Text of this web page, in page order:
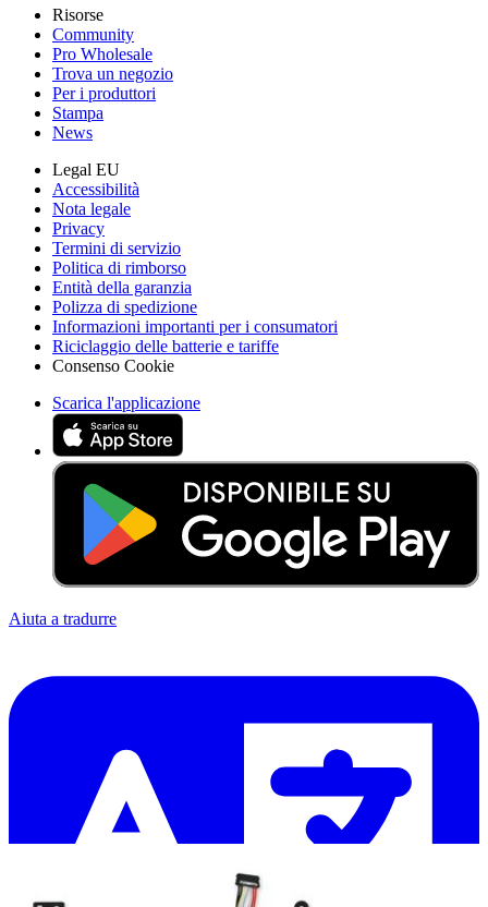
Risorse
Community
Pro Wholesale
Trova un negozio
Per i produttori
Stampa
News
Legal EU
Accessibilità
Nota legale
Privacy
Termini di servizio
Politica di rimborso
Entità della garanzia
Polizza di spedizione
Informazioni importanti per i consumatori
Riciclaggio delle batterie e tariffe
Consenso Cookie
Scarica l'applicazione
Aiuta a tradurre